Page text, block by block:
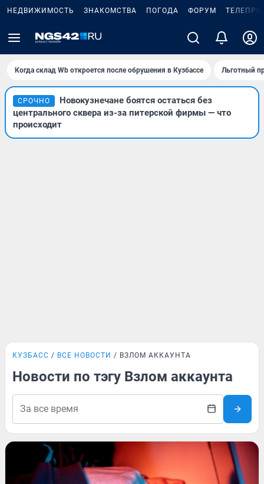
НЕДВИЖИМОСТЬ ЗНАКОМСТВА ПОГОДА ФОРУМ
Когда склад Wb откроется после обрушения в Кузбассе Льготный
СРОЧНО
Новокузнечане боятся остаться без
центрального сквера из-за питерской фирмы — что
происходит
КУЗБАСС ВСЕ НОВОСТИ ВЗЛОМ АККАУНТА
Новости по тэгу Взлом аккаунта